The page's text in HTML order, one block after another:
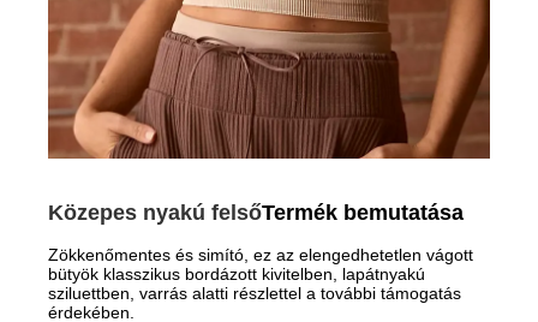
Közepes nyakú felsőTermék bemutatása
Zökkenőmentes és simító, ez az elengedhetetlen vágott
bütyök klasszikus bordázott kivitelben, lapátnyakú
sziluettben, varrás alatti részlettel a további támogatás
érdekében.